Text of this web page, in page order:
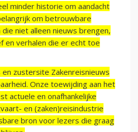
minder historie om aandacht
om betrouwbare
niet alleen nieuws brengen,
en verhalen die er echt toe
zustersite Zakenreisnieuws
Onze toewijding aan het
actuele en onafhankelijke
en (zaken)reisindustrie
bron voor lezers die graag